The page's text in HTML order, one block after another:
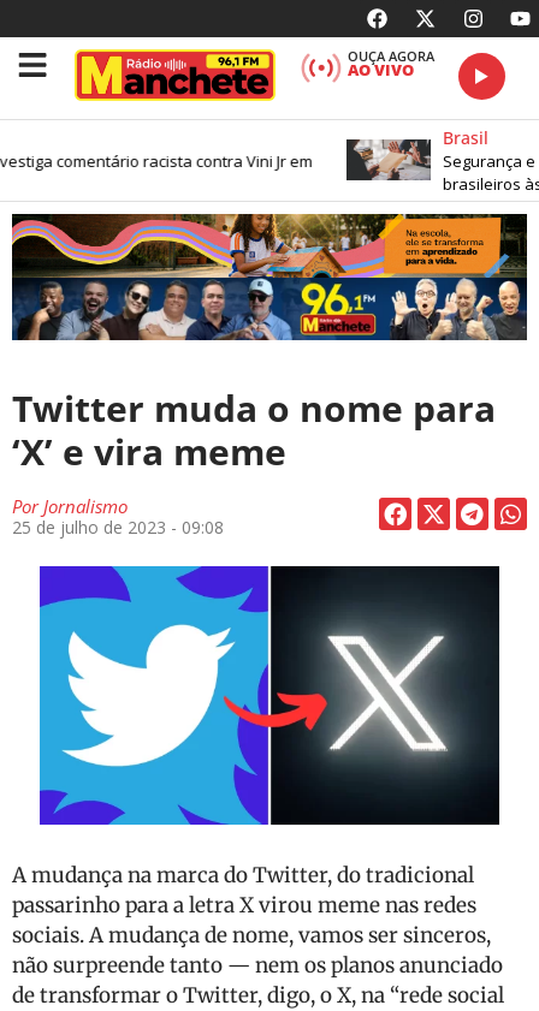
OUÇA AGORA
AO VIVO
comentário racista contra Vini Jr em
Brasil
Segurança
brasileiros
Twitter muda o nome para
‘X’ e vira meme
PorJornalismo
25 de julho de 2023 - 09:08
A mudança na marca do Twitter, do tradicional
passarinho para a letra X virou meme nas redes
sociais. A mudança de nome, vamos ser sinceros,
não surpreende tanto — nem os planos anunciado
de transformar o Twitter, digo, o X, na “rede social